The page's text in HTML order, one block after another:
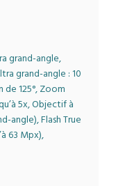
grand-angle,
grand-angle : 10
125°, Zoom
5x, Objectif à
angle), Flash True
63 Mpx),